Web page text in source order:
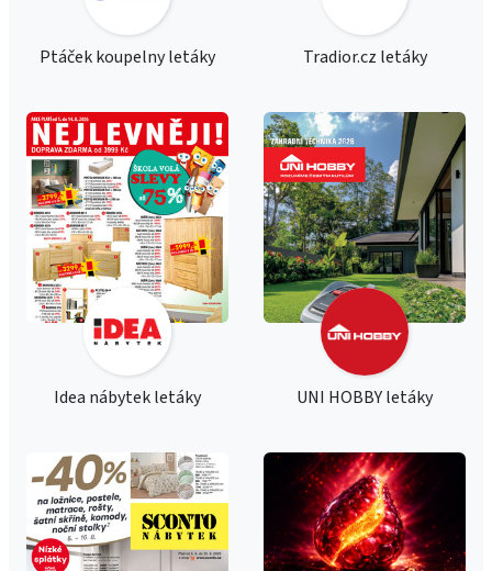
Ptáček koupelny letáky Tradior.cz letáky
Idea nábytek letáky UNI HOBBY letáky